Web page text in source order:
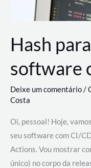
Hash
software
Deixe um comentário/
Costa
Oi, pessoal! Hoje,
seu software com CI/
Actions. Vou mostrar
único) no corpo da